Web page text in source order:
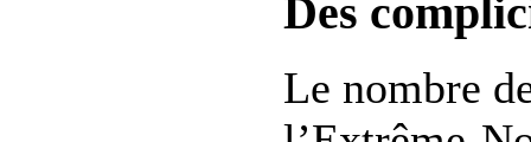
Des
Le nombre